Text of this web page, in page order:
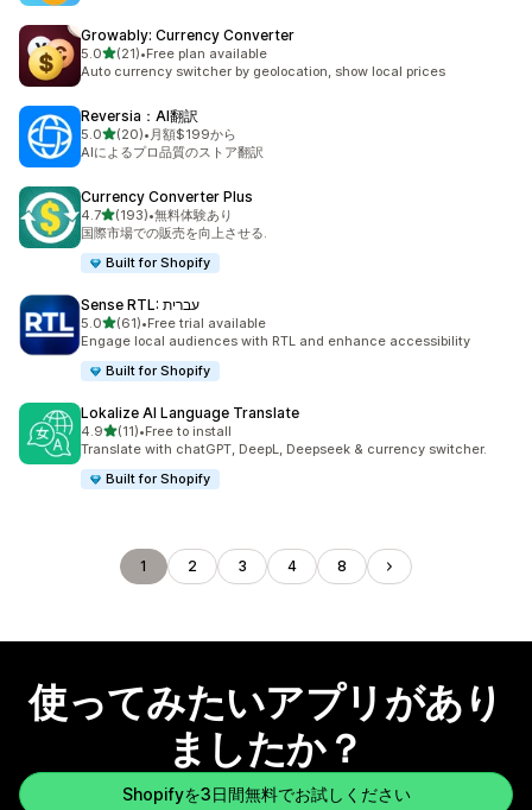
Growably: Currency Converter
5.05つ星中
(21)
合計レビュー数：21件
•Free plan available
Auto currency switcher by geolocation, show local prices
Reversia：AI翻訳
5.05つ星中
(20)
合計レビュー数：20件
• 月額$199から
AIによるプロ品質のストア翻訳
Currency Converter Plus
4.75つ星中
(193)
合計レビュー数：193件
•無料体験あり
国際市場での販売を向上させる.
Built for Shopify
Sense RTL: עברית
5.05つ星中
(61)
合計レビュー数：61件
•Free trial available
Engage local audiences with RTL and enhance accessibility
Built for Shopify
Lokalize AI Language Translate
4.95つ星中
(11)
合計レビュー数：11件
•Free to install
Translate with chatGPT, DeepL, Deepseek & currency switcher.
Built for Shopify
1 2 3 4 8
使ってみたいアプリがあり
ましたか？
Shopifyを3日間無料でお試しください